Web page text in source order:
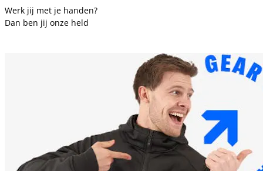
Werk jij met je handen?
Dan ben jij onze held